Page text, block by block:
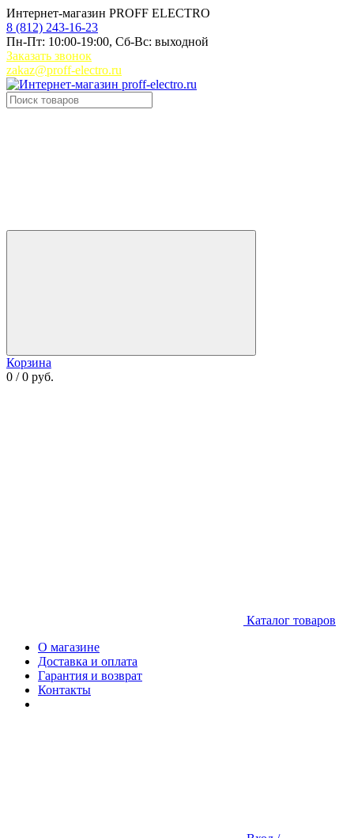
Интернет-магазин PROFF ELECTRO
8 (812) 243-16-23
Пн-Пт: 10:00-19:00, Сб-Вс: выходной
Заказать звонок
zakaz@proff-electro.ru
Корзина
0 / 0 руб.
Каталог товаров
О магазине
Доставка и оплата
Гарантия и возврат
Контакты